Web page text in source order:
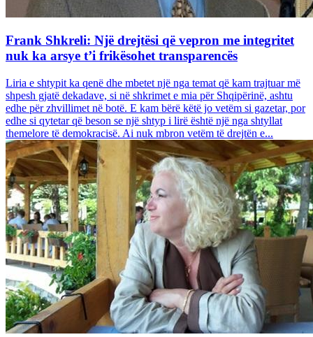
Frank Shkreli: Një drejtësi që vepron me integritet
nuk ka arsye t’i frikësohet transparencës
Liria e shtypit ka qenë dhe mbetet një nga temat që kam trajtuar më
shpesh gjatë dekadave, si në shkrimet e mia për Shqipërinë, ashtu
edhe për zhvillimet në botë. E kam bërë këtë jo vetëm si gazetar, por
edhe si qytetar që beson se një shtyp i lirë është një nga shtyllat
themelore të demokracisë. Ai nuk mbron vetëm të drejtën e...